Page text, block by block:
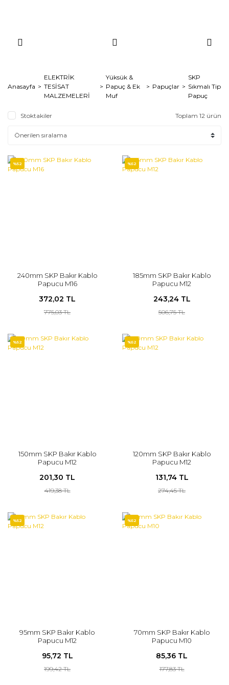
Anasayfa
ELEKTRİK
TESİSAT
MALZEMELERİ
Yüksük &
Papuç & Ek
Muf
Papuçlar
SKP
Sıkmalı Tip
Papuç
Stoktakiler Toplam 12 ürün
%52
240mm SKP Bakır Kablo
Papucu M16
372,02 TL
775,03 TL
%52
185mm SKP Bakır Kablo
Papucu M12
243,24 TL
506,75 TL
%52
150mm SKP Bakır Kablo
Papucu M12
201,30 TL
419,38 TL
%52
120mm SKP Bakır Kablo
Papucu M12
131,74 TL
274,45 TL
%52
95mm SKP Bakır Kablo
Papucu M12
95,72 TL
199,42 TL
%52
70mm SKP Bakır Kablo
Papucu M10
85,36 TL
177,83 TL